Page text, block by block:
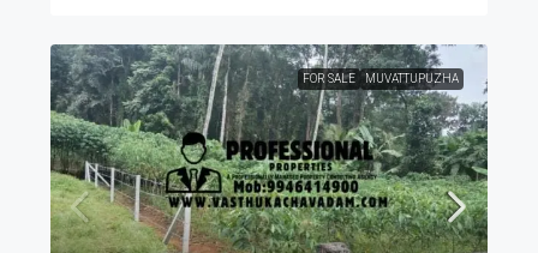
FOR SALE MUVATTUPUZHA